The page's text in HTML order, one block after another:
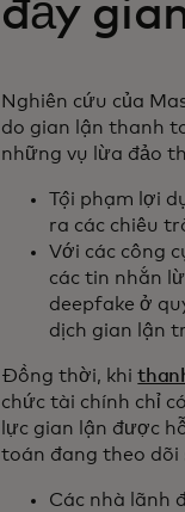
đẩy
Nghiên cứu của
do gian lận thanh
những vụ lừa đảo
Tội phạm lợi
ra các chiêu
Với các công
các tin nhắn
deepfake ở
dịch gian lận
Đồng thời, khi
chức tài chính chỉ
lực gian lận được
toán đang theo dõi
Các nhà lãnh